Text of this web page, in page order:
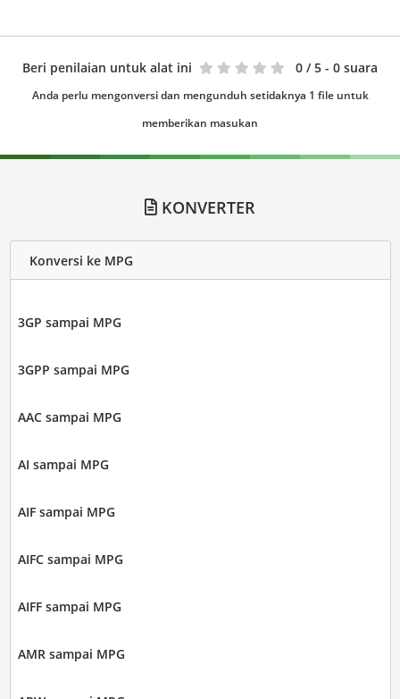
Beri penilaian untuk alat ini 0 / 5 - 0 suara
Anda perlu mengonversi dan mengunduh setidaknya 1 file untuk
memberikan masukan
KONVERTER
Konversi ke MPG
3GP sampai MPG
3GPP sampai MPG
AAC sampai MPG
AI sampai MPG
AIF sampai MPG
AIFC sampai MPG
AIFF sampai MPG
AMR sampai MPG